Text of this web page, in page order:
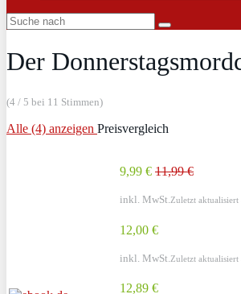
Der
(4 / 5 bei 11 Stimmen)
Alle (4) anzeigen Preisvergleich
9,99 € 11,99 €
inkl. MwSt. Zuletzt
12,00 €
inkl. MwSt. Zuletzt
12,89 €